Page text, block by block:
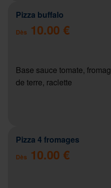
Pizza buffalo
Dès 10.00 €
Base sauce tomate,
de terre, raclette
Pizza 4 fromages
Dès 10.00 €